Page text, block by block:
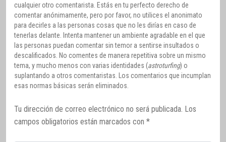
cualquier otro comentarista. Estás en tu perfecto derecho de
comentar anónimamente, pero por favor, no utilices el anonimato
para decirles a las personas cosas que no les dirías en caso de
tenerlas delante. Intenta mantener un ambiente agradable en el que
las personas puedan comentar sin temor a sentirse insultados o
descalificados. No comentes de manera repetitiva sobre un mismo
tema, y mucho menos con varias identidades (astroturfing) o
suplantando a otros comentaristas. Los comentarios que incumplan
esas normas básicas serán eliminados.
Tu dirección de correo electrónico no será publicada. Los
campos obligatorios están marcados con *